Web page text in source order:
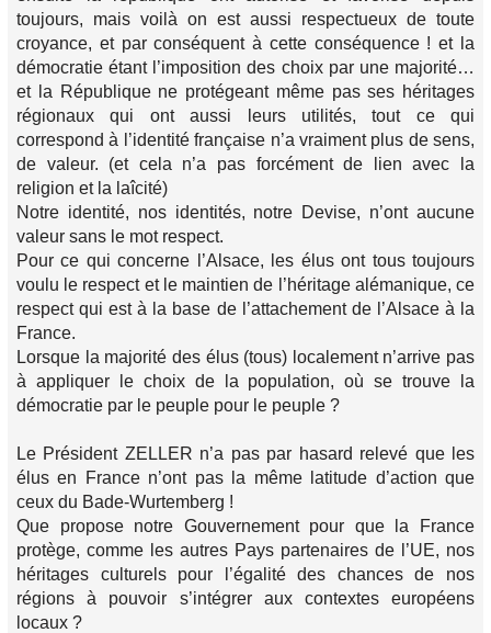
toujours, mais voilà on est aussi respectueux de toute
croyance, et par conséquent à cette conséquence ! et la
démocratie étant l’imposition des choix par une majorité…
et la République ne protégeant même pas ses héritages
régionaux qui ont aussi leurs utilités, tout ce qui
correspond à l’identité française n’a vraiment plus de sens,
de valeur. (et cela n’a pas forcément de lien avec la
religion et la laîcité)
Notre identité, nos identités, notre Devise, n’ont aucune
valeur sans le mot respect.
Pour ce qui concerne l’Alsace, les élus ont tous toujours
voulu le respect et le maintien de l’héritage alémanique, ce
respect qui est à la base de l’attachement de l’Alsace à la
France.
Lorsque la majorité des élus (tous) localement n’arrive pas
à appliquer le choix de la population, où se trouve la
démocratie par le peuple pour le peuple ?
Le Président ZELLER n’a pas par hasard relevé que les
élus en France n’ont pas la même latitude d’action que
ceux du Bade-Wurtemberg !
Que propose notre Gouvernement pour que la France
protège, comme les autres Pays partenaires de l’UE, nos
héritages culturels pour l’égalité des chances de nos
régions à pouvoir s’intégrer aux contextes européens
locaux ?